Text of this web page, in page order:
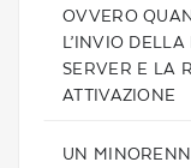
OVVERO
L’INVIO
SERVER E LA
ATTIVAZIONE
UN